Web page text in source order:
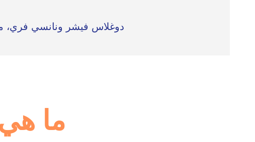
~ دوغلاس فيشر ونانسي فري،
ما